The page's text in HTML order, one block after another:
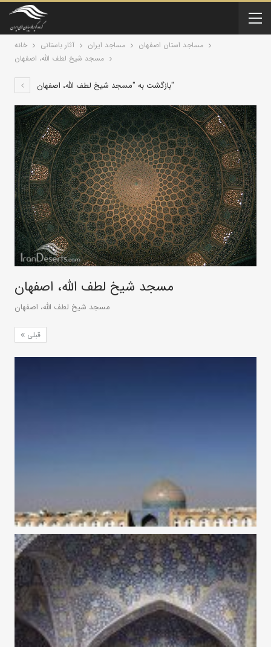
خانه آثار باستانی مساجد ایران
مساجد استان اصفهان
مسجد شیخ لطف الله، اصفهان
بازگشت به "مسجد شیخ لطف الله، اصفهان"
مسجد شیخ لطف الله، اصفهان
مسجد شیخ لطف الله، اصفهان
قبلی